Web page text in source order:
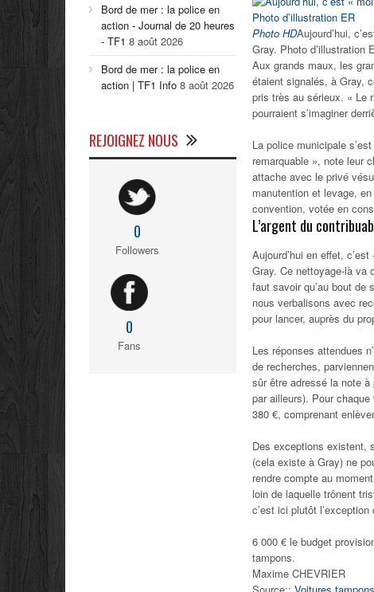
Photo HDAujourd’hui,
Gray. Photo d’illustration
Aux grands maux, les
étaient signalés, à Gray,
pris très au sérieux. « Le
pourraient s’imaginer
La police municipale
remarquable », note leur
attache avec le privé
manutention et levage,
convention, votée en
L’argent du
Aujourd’hui en effet,
Gray. Ce nettoyage-là va
faut savoir qu’au bout
nous verbalisons avec
pour lancer, auprès du
Les réponses attendues
de recherches,
sûr être adressé la note à
par ailleurs). Pour
380 €, comprenant
Des exceptions existent,
(cela existe à Gray) ne
rendre compte au
loin de laquelle trônent
c’est ici plutôt
6 000 € le budget
tampons.
Maxime CHEVRIER
Source:: Voitures
Bord de mer : la police en
action - Journal de 20 heures
- TF1 8 août 2026
Bord de mer : la police en
action | TF1 Info 8 août 2026
REJOIGNEZ NOUS
0
Followers
0
Fans